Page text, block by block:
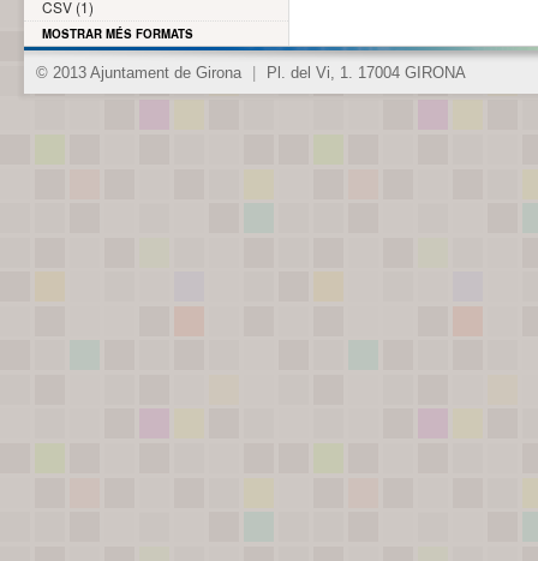
CSV (1)
MOSTRAR MÉS FORMATS
© 2013 Ajuntament de Girona Pl. del Vi, 1. 17004 GIRONA